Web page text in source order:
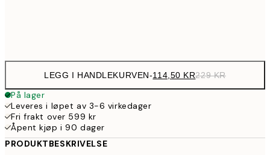
LEGG I HANDLEKURVEN-114,50 KR229 KR
På lager
Leveres i løpet av 3-6 virkedager
Fri frakt over 599 kr
Åpent kjøp i 90 dager
PRODUKTBESKRIVELSE